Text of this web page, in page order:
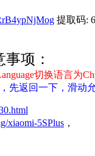
提取码:
项：
切换语言为
返回一下，滑动
xiaomi-5SPlus ，